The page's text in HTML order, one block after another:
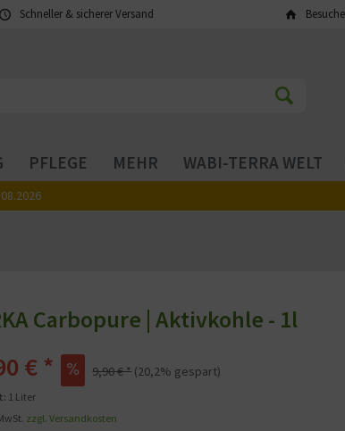
Schneller & sicherer Versand
PFLEGE MEHR WABI-TERRA WELT
Carbopure | Aktivkohle - 1l
€ * 9,90 € * (20,2% gespart)
1 Liter
zzgl. Versandkosten